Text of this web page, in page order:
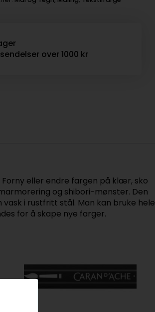
over 1000 kr
Forny eller endre fargen på klær, sko
og shibori-mønster. Den
i rustfritt stål. Man kan bruke hele
for å skape nye farger.